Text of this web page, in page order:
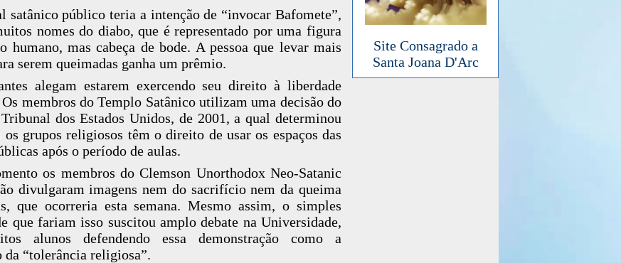
satânico público teria a intenção de “invocar Bafomete”,
nomes do diabo, que é representado por uma figura
humano, mas cabeça de bode. A pessoa que levar mais
serem queimadas ganha um prêmio.
alegam estarem exercendo seu direito à liberdade
membros do Templo Satânico utilizam uma decisão do
dos Estados Unidos, de 2001, a qual determinou
os grupos religiosos têm o direito de usar os espaços das
após o período de aulas.
os membros do Clemson Unorthodox Neo-Satanic
divulgaram imagens nem do sacrifício nem da queima
que ocorreria esta semana. Mesmo assim, o simples
que fariam isso suscitou amplo debate na Universidade,
alunos defendendo essa demonstração como a
da “tolerância religiosa”.
Site Consagrado a
Santa Joana D'Arc